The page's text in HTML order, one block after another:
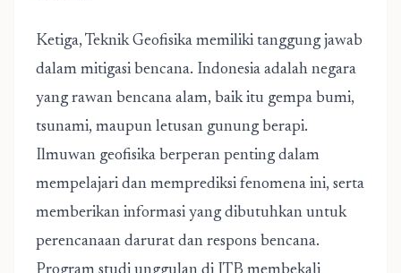
Ketiga, Teknik Geofisika memiliki tanggung jawab
dalam mitigasi bencana. Indonesia adalah negara
yang rawan bencana alam, baik itu gempa bumi,
tsunami, maupun letusan gunung berapi.
Ilmuwan geofisika berperan penting dalam
mempelajari dan memprediksi fenomena ini, serta
memberikan informasi yang dibutuhkan untuk
perencanaan darurat dan respons bencana.